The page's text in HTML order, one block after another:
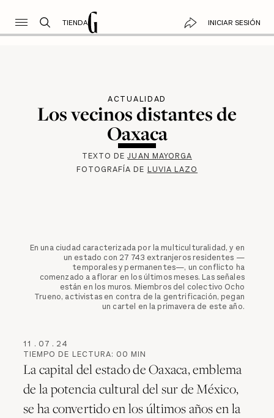
TIENDA INICIAR SESIÓN
ACTUALIDAD
Los vecinos distantes de
Oaxaca
TEXTO DEJUAN MAYORGA
FOTOGRAFÍA DE LUVIA LAZO
En una ciudad caracterizada por la multiculturalidad, y en
un estado con 27 743 extranjeros residentes —
temporales y permanentes—, un conflicto ha
comenzado a aflorar en los últimos meses. Las señales
están en los muros. Miembros del colectivo Ocho
Trueno, activistas en contra de la gentrificación, pegan
un cartel en la primavera de este año.
11 . 07 . 24
TIEMPO DE LECTURA: 00 MIN
La capital del estado de Oaxaca, emblema
de la potencia cultural del sur de México,
se ha convertido en los últimos años en la